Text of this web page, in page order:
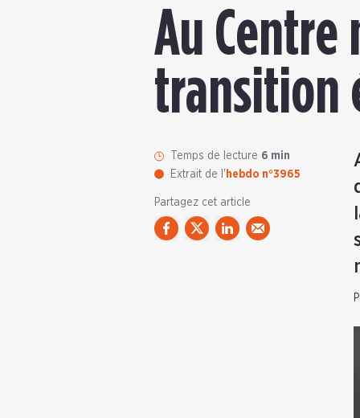
Au
transition
Temps de lecture 6 min
Extrait de l' hebdo n°3965
Partagez cet article